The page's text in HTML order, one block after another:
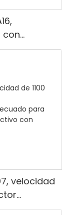
con
para
velocidad